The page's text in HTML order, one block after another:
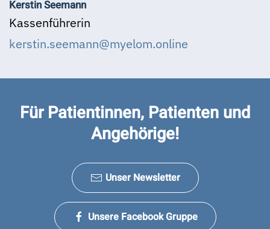
Kerstin Seemann
Kassenführerin
kerstin.seemann@myelom.online
Für Patientinnen, Patienten und
Angehörige!
Unser Newsletter
Unsere Facebook Gruppe